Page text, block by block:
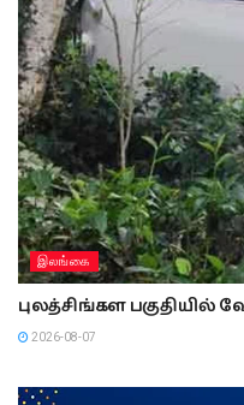
இலங்கை
புலத்சிங்கள பகுதியில்
2026-08-07